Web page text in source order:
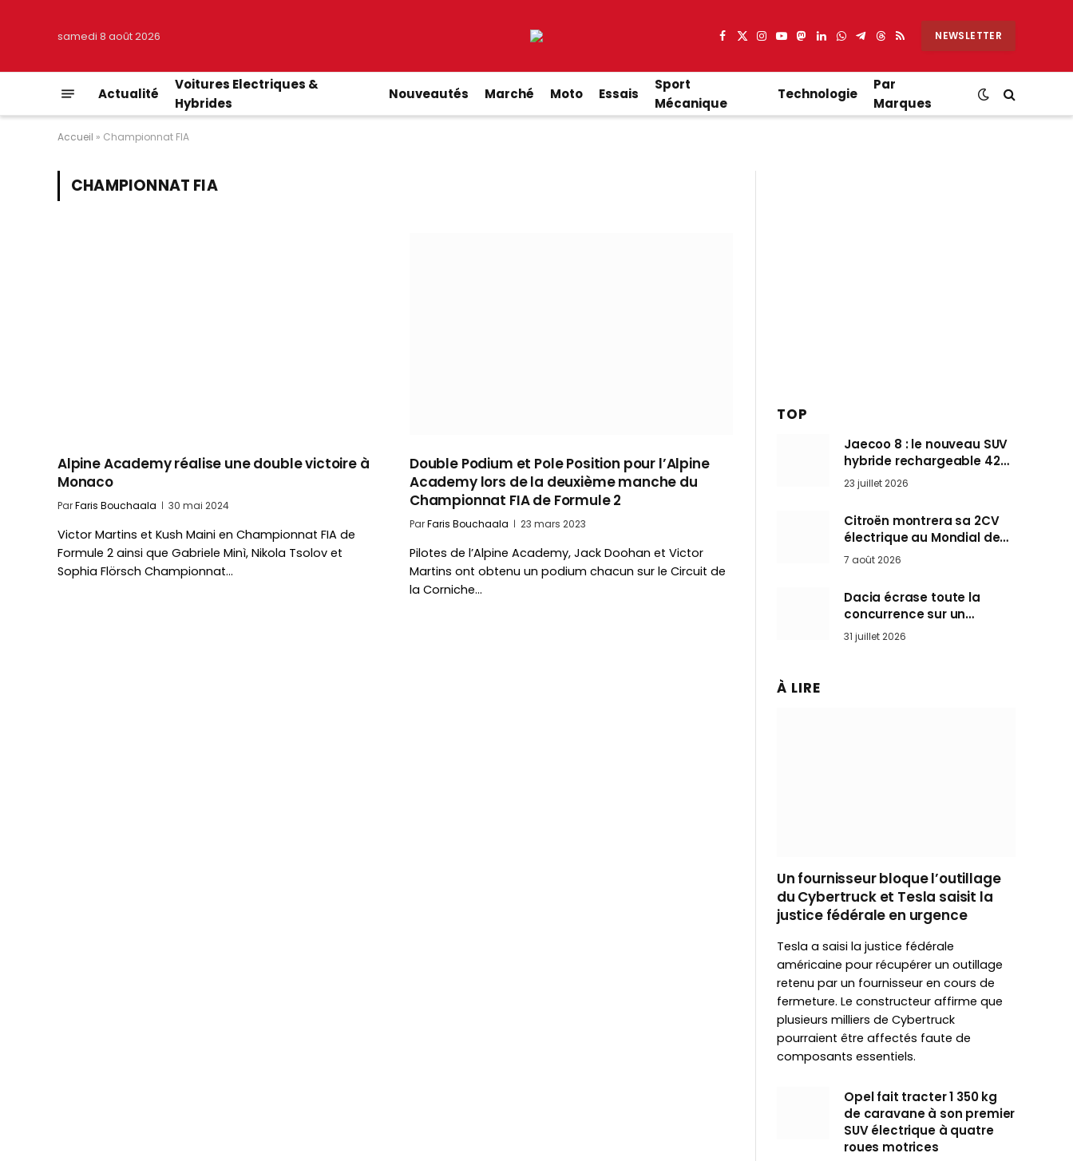
samedi 8 août 2026 Facebook
X
Instagram
YouTube
Mastodon
LinkedIn
WhatsApp
Partager
Telegram
Threads
RSS NEWSLETTER
Actualité
Voitures Electriques &
Hybrides
Nouveautés Marché Moto Essais
Sport
Mécanique
Technologie
Par
Marques
Accueil » Championnat FIA
CHAMPIONNAT FIA
Alpine Academy réalise une double victoire à
Monaco
ParFaris Bouchaala 30 mai 2024
Victor Martins et Kush Maini en Championnat FIA de
Formule 2 ainsi que Gabriele Minì, Nikola Tsolov et
Sophia Flörsch Championnat…
Double Podium et Pole Position pour l’Alpine
Academy lors de la deuxième manche du
Championnat FIA de Formule 2
ParFaris Bouchaala 23 mars 2023
Pilotes de l’Alpine Academy, Jack Doohan et Victor
Martins ont obtenu un podium chacun sur le Circuit de
la Corniche…
TOP
Jaecoo 8 : le nouveau SUV
hybride rechargeable 428
ch qui vise l’Audi Q7 arrive
en Europe cet automne
23 juillet 2026
Citroën montrera sa 2CV
électrique au Mondial de
Paris pendant que BMW et
7 août 2026
Dacia écrase toute la
concurrence sur un
marché où personne ne
l’attendait
31 juillet 2026
À LIRE
Un fournisseur bloque l’outillage
du Cybertruck et Tesla saisit la
justice fédérale en urgence
Tesla a saisi la justice fédérale
américaine pour récupérer un outillage
retenu par un fournisseur en cours de
fermeture. Le constructeur affirme que
plusieurs milliers de Cybertruck
pourraient être affectés faute de
composants essentiels.
Opel fait tracter 1 350 kg
de caravane à son premier
SUV électrique à quatre
roues motrices